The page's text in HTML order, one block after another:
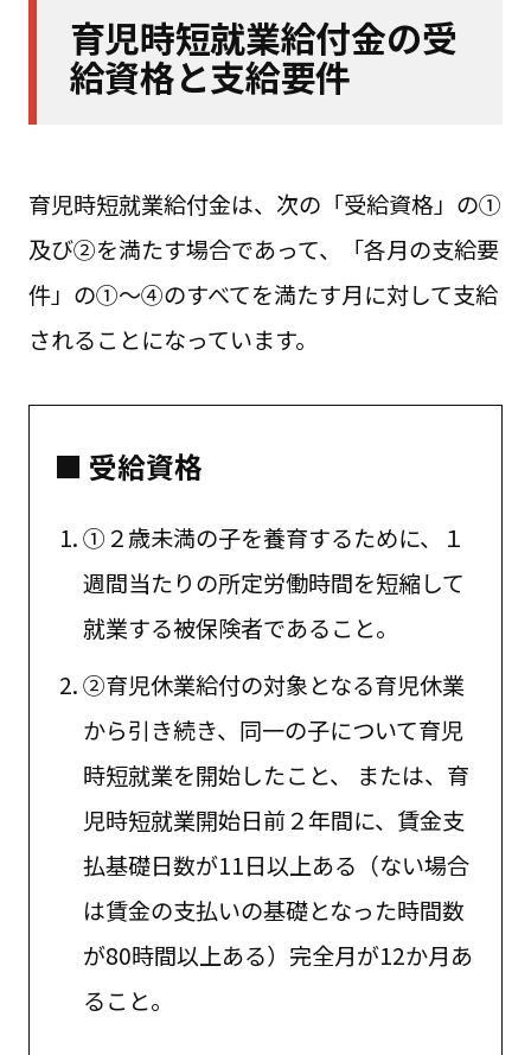
育児時短就業給付金の受
給資格と支給要件
育児時短就業給付金は、次の「受給資格」の①
及び②を満たす場合であって、「各月の支給要
件」の①～④のすべてを満たす月に対して支給
されることになっています。
■ 受給資格
①２歳未満の子を養育するために、１
週間当たりの所定労働時間を短縮して
就業する被保険者であること。
②育児休業給付の対象となる育児休業
から引き続き、同一の子について育児
時短就業を開始したこと、 または、育
児時短就業開始日前２年間に、賃金支
払基礎日数が11日以上ある（ない場合
は賃金の支払いの基礎となった時間数
が80時間以上ある）完全月が12か月あ
ること。